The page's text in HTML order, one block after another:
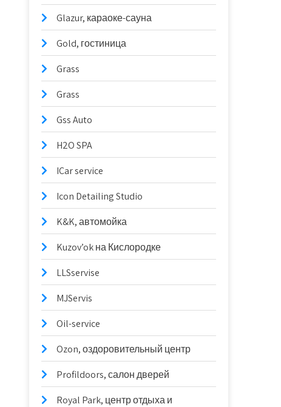
Glazur, караоке-сауна
Gold, гостиница
Grass
Grass
Gss Auto
H2O SPA
ICar service
Icon Detailing Studio
K&K, автомойка
Kuzov’ok на Кислородке
LLSservise
MJServis
Oil-service
Ozon, оздоровительный центр
Profildoors, салон дверей
Royal Park, центр отдыха и